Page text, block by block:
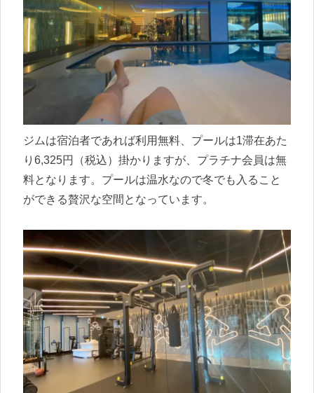
ジムは宿泊者であれば利用無料、プールは1滞在あた
り6,325円（税込）掛かりますが、プラチナ会員は無
料となります。プールは温水なので冬でも入ること
ができる贅沢な空間となっています。